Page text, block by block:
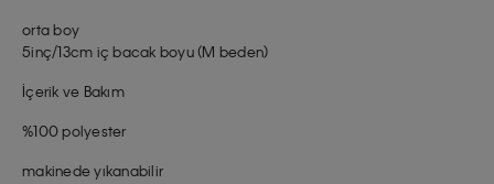
orta boy
5inç/13cm iç bacak boyu (M beden)
İçerik ve Bakım
%100 polyester
makinede yıkanabilir